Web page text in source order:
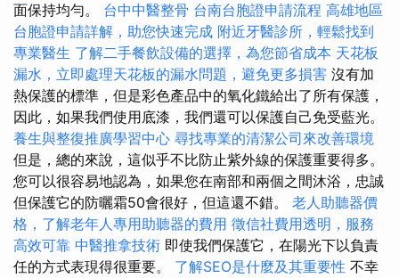
面保持均勻。 台中中醫整骨 台南台胞證申請流程 高雄地區
台胞證申請詳解，助您快速完成 附近牙醫診所，輕鬆找到
專業醫生 了解二手餐飲設備的選擇，為您節省成本 天花板
漏水，立即處理天花板的漏水問題，避免更多損害 沒有加
熱保護的標準，但是彩色產品中的氧化鐵給出了所有保護，
因此，如果我們使用底漆，我們還可以保護自己免受藍光。
養生與整復推廣學習中心 尋找專業的清潔公司來改善環境
但是，總的來說，這似乎不比防止紫外線的保護重要得多。
您可以很容易地認為，如果您在南部和兩個之間沐浴，忠誠
但保護它的防曬霜50會很好，但這還不錯。 老人助聽器價
格，了解老年人專用助聽器的費用 徵信社費用透明，服務
高效可靠 中醫推拿技術 即使我們保護它，在陽光下以負責
任的方式表現得很重要。 了解SEO是什麼及其重要性 不幸